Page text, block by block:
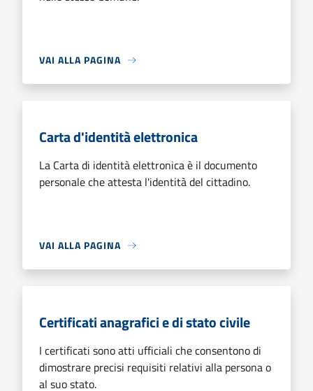
VAI ALLA PAGINA
Carta d'identità elettronica
La Carta di identità elettronica è il documento
personale che attesta l'identità del cittadino.
VAI ALLA PAGINA
Certificati anagrafici e di stato civile
I certificati sono atti ufficiali che consentono di
dimostrare precisi requisiti relativi alla persona o
al suo stato.